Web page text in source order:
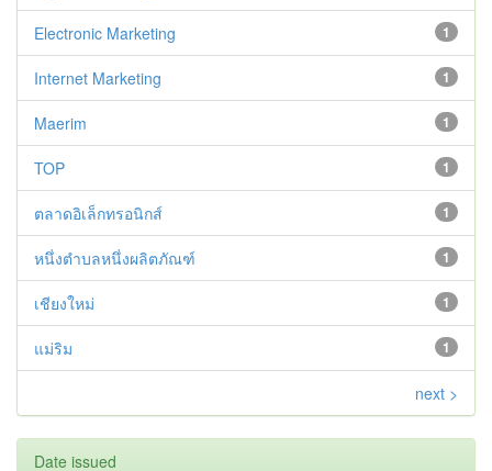
1
Electronic Marketing
1
Internet Marketing
1
Maerim
1
TOP
1
ตลาดอิเล็กทรอนิกส์
1
หนึ่งตำบลหนึ่งผลิตภัณฑ์
1
เชียงใหม่
1
แม่ริม
next >
Date issued